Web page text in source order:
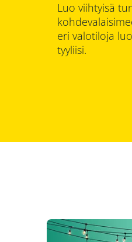
Luo viihtyisä
eri valotiloja
tyyliisi.